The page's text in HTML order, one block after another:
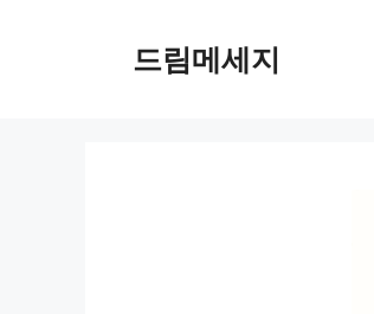
드림메세지